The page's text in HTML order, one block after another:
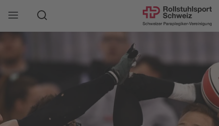
Mobile Navigation öffnen
Suche